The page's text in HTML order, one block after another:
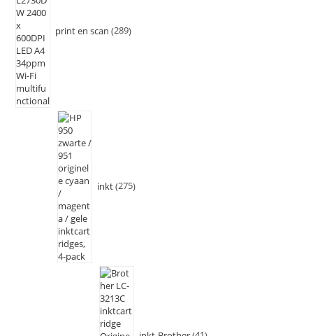
print en scan 289
inkt 275